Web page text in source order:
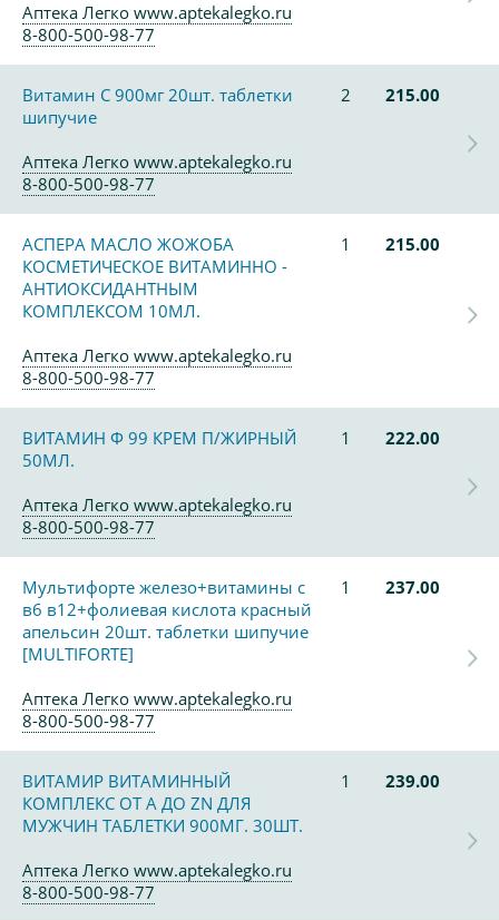
Аптека Легко www.aptekalegko.ru
8-800-500-98-77
Витамин С 900мг 20шт. таблетки
шипучие
2 215.00
Аптека Легко www.aptekalegko.ru
8-800-500-98-77
АСПЕРА МАСЛО ЖОЖОБА
КОСМЕТИЧЕСКОЕ ВИТАМИННО -
АНТИОКСИДАНТНЫМ
КОМПЛЕКСОМ 10МЛ.
1 215.00
Аптека Легко www.aptekalegko.ru
8-800-500-98-77
ВИТАМИН Ф 99 КРЕМ П/ЖИРНЫЙ
50МЛ.
1 222.00
Аптека Легко www.aptekalegko.ru
8-800-500-98-77
Мультифорте железо+витамины с
в6 в12+фолиевая кислота красный
апельсин 20шт. таблетки шипучие
[MULTIFORTE]
1 237.00
Аптека Легко www.aptekalegko.ru
8-800-500-98-77
ВИТАМИР ВИТАМИННЫЙ
КОМПЛЕКС ОТ А ДО ZN ДЛЯ
МУЖЧИН ТАБЛЕТКИ 900МГ. 30ШТ.
1 239.00
Аптека Легко www.aptekalegko.ru
8-800-500-98-77